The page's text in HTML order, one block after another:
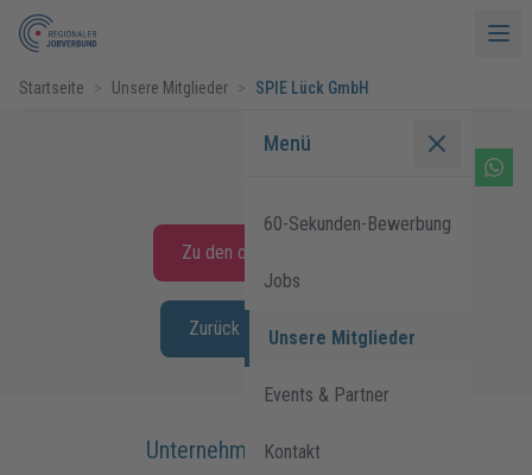
Startseite > Unsere Mitglieder > SPIE Lück GmbH
Menü
60-Sekunden-Bewerbung
Jobs
Unsere Mitglieder
Events & Partner
Kontakt
Zu den offenen Stellen
Zurück zur Übersicht
Unternehmensprofil: